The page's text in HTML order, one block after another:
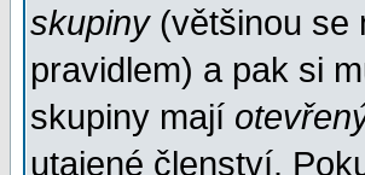
skupiny(většinou se
pravidlem) a pak si
skupiny mají
utajené členství.